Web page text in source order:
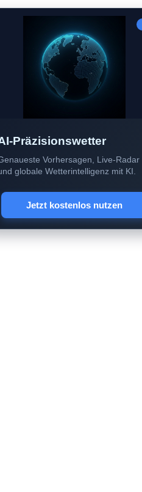
Präzisionswetter
Vorhersagen, Live-Radar
globale Wetterintelligenz mit KI.
Jetzt kostenlos nutzen